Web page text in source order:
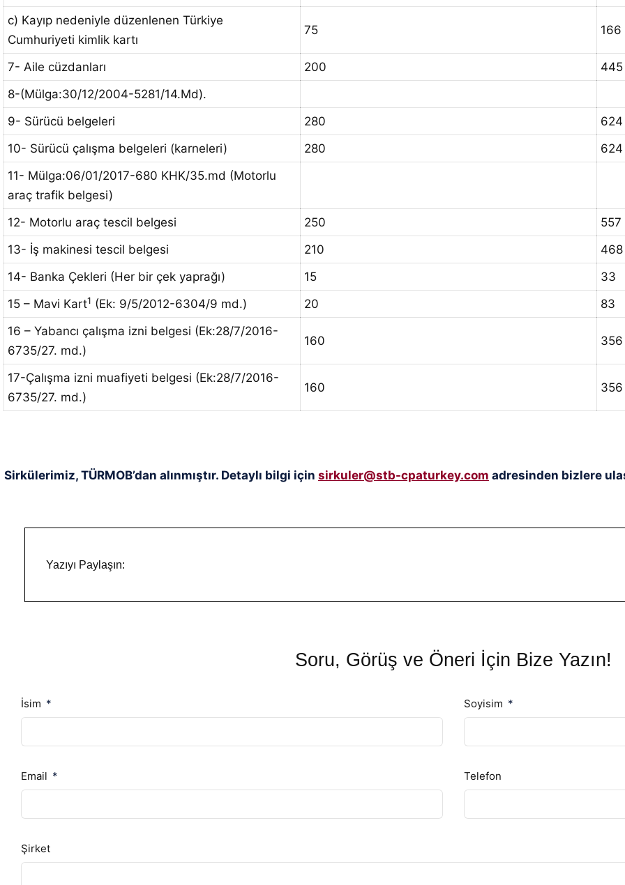
c) Kayıp nedeniyle düzenlenen Türkiye
Cumhuriyeti kimlik kartı
75 166
7- Aile cüzdanları 200
445
8-(Mülga:30/12/2004-5281/14.Md).
9- Sürücü belgeleri
280
624
10- Sürücü çalışma belgeleri (karneleri)
280
624
11- Mülga:06/01/2017-680 KHK/35.md (Motorlu
araç trafik belgesi)
12- Motorlu araç tescil belgesi
250
557
13- İş makinesi tescil belgesi
210
468
14- Banka Çekleri (Her bir çek yaprağı)
15
33
15 – Mavi Kart1 (Ek: 9/5/2012-6304/9 md.) 20
83
16 – Yabancı çalışma izni belgesi (Ek:28/7/2016-
6735/27. md.)
160 356
17-Çalışma izni muafiyeti belgesi (Ek:28/7/2016-
6735/27. md.)
160 356
Sirkülerimiz, TÜRMOB’dan alınmıştır. Detaylı bilgi için sirkuler@stb-cpaturkey.com adresinden bizlere
Yazıyı Paylaşın:
Soru, Görüş ve Öneri İçin Bize Yazın!
İsim Soyisim
Email Telefon
Şirket